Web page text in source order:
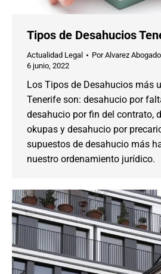
Tipos de Desahucios
Actualidad Legal PorAlvarez
6 junio, 2022
Los Tipos de Desahucios más
Tenerife son: desahucio por
desahucio por fin del contrato,
okupas y desahucio por
supuestos de desahucio más
nuestro ordenamiento jurídico.